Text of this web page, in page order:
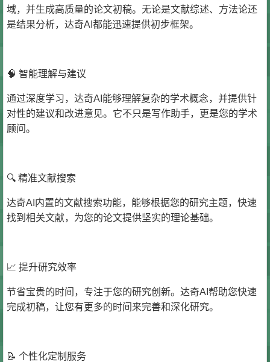
域，并生成高质量的论文初稿。无论是文献综述、方法论还
是结果分析，达奇AI都能迅速提供初步框架。
🧠 智能理解与建议
通过深度学习，达奇AI能够理解复杂的学术概念，并提供针
对性的建议和改进意见。它不只是写作助手，更是您的学术
顾问。
🔍 精准文献搜索
达奇AI内置的文献搜索功能，能够根据您的研究主题，快速
找到相关文献，为您的论文提供坚实的理论基础。
📈 提升研究效率
节省宝贵的时间，专注于您的研究创新。达奇AI帮助您快速
完成初稿，让您有更多的时间来完善和深化研究。
📝 个性化定制服务